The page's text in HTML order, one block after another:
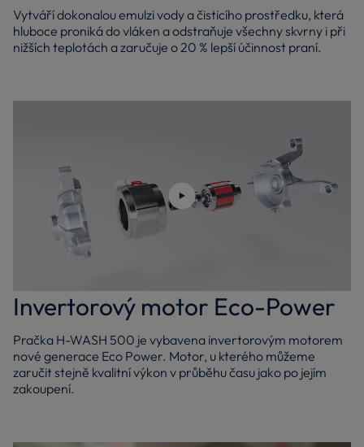
Vytváří dokonalou emulzi vody a čisticího prostředku, která
hluboce proniká do vláken a odstraňuje všechny skvrny i při
nižších teplotách a zaručuje o 20 % lepší účinnost praní.
Přehrajte video
Invertorový motor Eco-Power
Pračka H-WASH 500 je vybavena invertorovým motorem
nové generace Eco Power. Motor, u kterého můžeme
zaručit stejně kvalitní výkon v průběhu času jako po jejím
zakoupení.